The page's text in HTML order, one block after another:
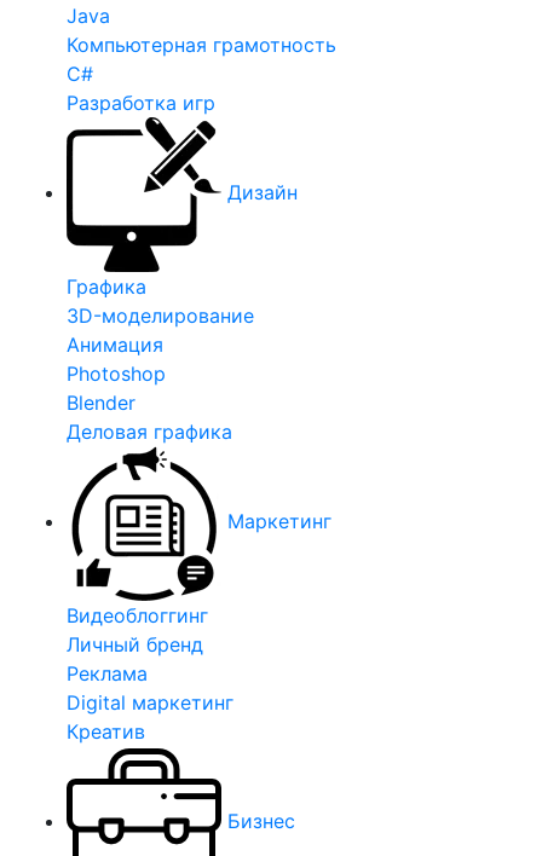
Java
Компьютерная грамотность
C#
Разработка игр
Дизайн
Графика
3D-моделирование
Анимация
Photoshop
Blender
Деловая графика
Маркетинг
Видеоблоггинг
Личный бренд
Реклама
Digital маркетинг
Креатив
Бизнес